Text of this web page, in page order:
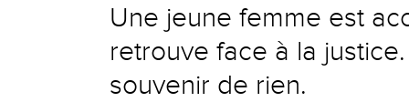
Une jeune femme est
retrouve face à la
souvenir de rien.